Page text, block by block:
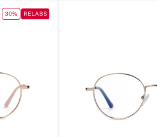
30% RELABS